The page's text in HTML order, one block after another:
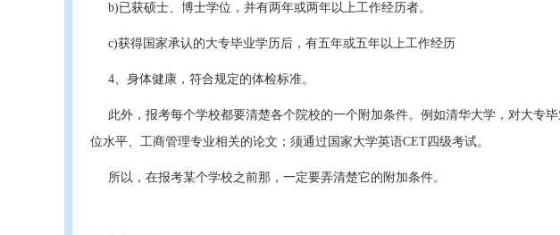
b)已获硕士、博士学位，并有两年或两年以上工作经历者。
c)获得国家承认的大专毕业学历后，有五年或五年以上工作经历
4、身体健康，符合规定的体检标准。
此外，报考每个学校都要清楚各个院校的一个附加条件。例如清华大学，对大专
位水平、工商管理专业相关的论文；须通过国家大学英语CET四级考试。
所以，在报考某个学校之前那，一定要弄清楚它的附加条件。